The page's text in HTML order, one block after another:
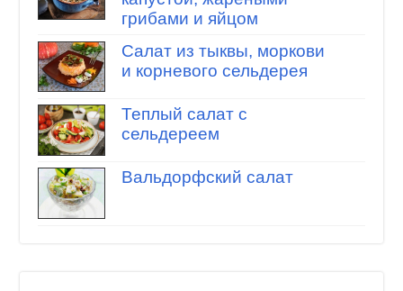
грибами и яйцом
Салат из тыквы, моркови
и корневого сельдерея
Теплый салат с
сельдереем
Вальдорфский салат